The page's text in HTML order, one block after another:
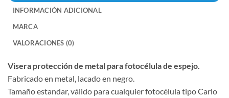
INFORMACIÓN ADICIONAL
MARCA
VALORACIONES (0)
Visera protección de metal para fotocélula de espejo.
Fabricado en metal, lacado en negro.
Tamaño estandar, válido para cualquier fotocélula tipo Carlo